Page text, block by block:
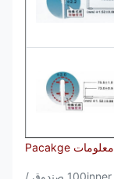
معلومات Pacakge
25 قطعة / كيس داخلي ، كيس / صندوق 100inner ، 20 صندوق /